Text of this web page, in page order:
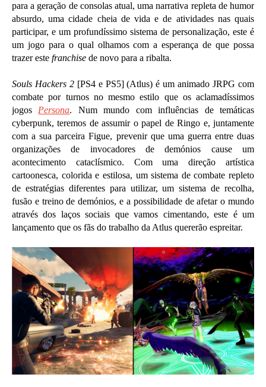
para a geração de consolas atual, uma narrativa repleta de humor
absurdo, uma cidade cheia de vida e de atividades nas quais
participar, e um profundíssimo sistema de personalização, este é
um jogo para o qual olhamos com a esperança de que possa
trazer este franchise de novo para a ribalta.
Souls Hackers 2 [PS4 e PS5] (Atlus) é um animado JRPG com
combate por turnos no mesmo estilo que os aclamadíssimos
jogos Persona. Num mundo com influências de temáticas
cyberpunk, teremos de assumir o papel de Ringo e, juntamente
com a sua parceira Figue, prevenir que uma guerra entre duas
organizações de invocadores de demónios cause um
acontecimento cataclísmico. Com uma direção artística
cartoonesca, colorida e estilosa, um sistema de combate repleto
de estratégias diferentes para utilizar, um sistema de recolha,
fusão e treino de demónios, e a possibilidade de afetar o mundo
através dos laços sociais que vamos cimentando, este é um
lançamento que os fãs do trabalho da Atlus quererão espreitar.